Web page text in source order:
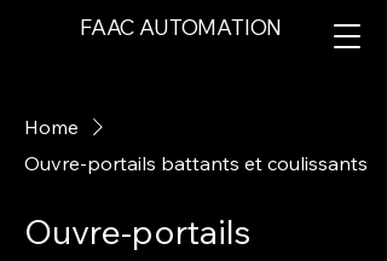
FAAC AUTOMATION
Home
Ouvre-portails battants et coulissants
Ouvre-portails